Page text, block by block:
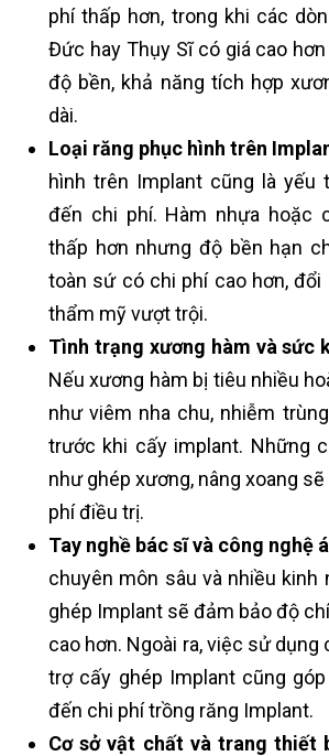
phí thấp hơn, trong khi các
Đức hay Thụy Sĩ có giá cao
độ bền, khả năng tích hợp
dài.
Loại răng phục hình trên
hình trên Implant cũng là yếu
đến chi phí. Hàm nhựa hoặc
thấp hơn nhưng độ bền hạn
toàn sứ có chi phí cao hơn, đổi
thẩm mỹ vượt trội.
Tình trạng xương hàm và sức
Nếu xương hàm bị tiêu nhiều
như viêm nha chu, nhiễm
trước khi cấy implant. Những
như ghép xương, nâng xoang
phí điều trị.
Tay nghề bác sĩ và công nghệ
chuyên môn sâu và nhiều kinh
ghép Implant sẽ đảm bảo độ
cao hơn. Ngoài ra, việc sử
trợ cấy ghép Implant cũng
đến chi phí trồng răng Implant.
Cơ sở vật chất và trang thiết